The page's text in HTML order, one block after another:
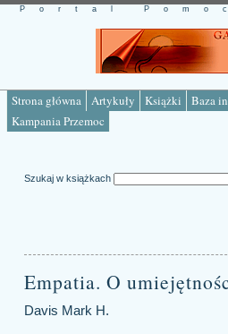
Strona główna Artykuły Książki
Baza
Kampania Przemoc
Portal
Szukaj w książkach
Empatia. O
Davis Mark H.